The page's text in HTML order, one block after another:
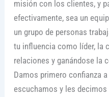
misión con los clientes, y
efectivamente, sea un
un grupo de personas
tu influencia como líder, la
relaciones y ganándose la
Damos primero confianza
escuchamos y les